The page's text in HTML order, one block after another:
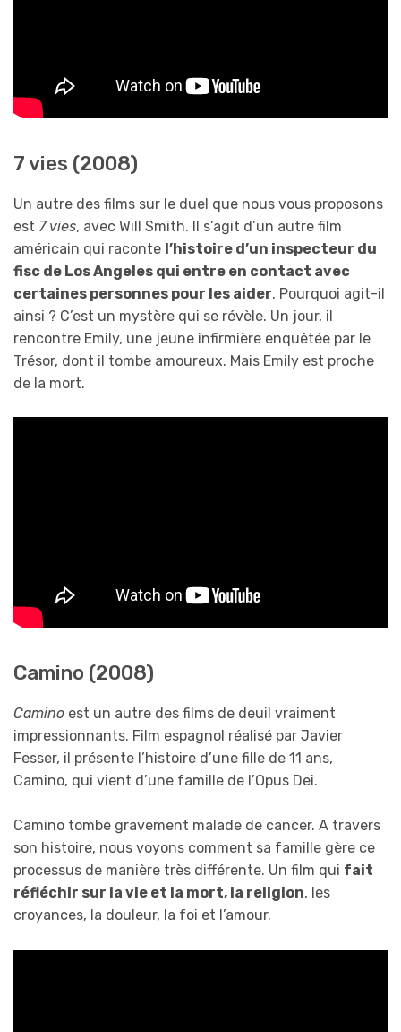
7 vies (2008)
Un autre des films sur le duel que nous vous proposons
est 7 vies, avec Will Smith. Il s’agit d’un autre film
américain qui raconte l’histoire d’un inspecteur du
fisc de Los Angeles qui entre en contact avec
certaines personnes pour les aider. Pourquoi agit-il
ainsi ? C’est un mystère qui se révèle. Un jour, il
rencontre Emily, une jeune infirmière enquêtée par le
Trésor, dont il tombe amoureux. Mais Emily est proche
de la mort.
Camino (2008)
Camino est un autre des films de deuil vraiment
impressionnants. Film espagnol réalisé par Javier
Fesser, il présente l’histoire d’une fille de 11 ans,
Camino, qui vient d’une famille de l’Opus Dei.
Camino tombe gravement malade de cancer. A travers
son histoire, nous voyons comment sa famille gère ce
processus de manière très différente. Un film qui fait
réfléchir sur la vie et la mort, la religion, les
croyances, la douleur, la foi et l’amour.